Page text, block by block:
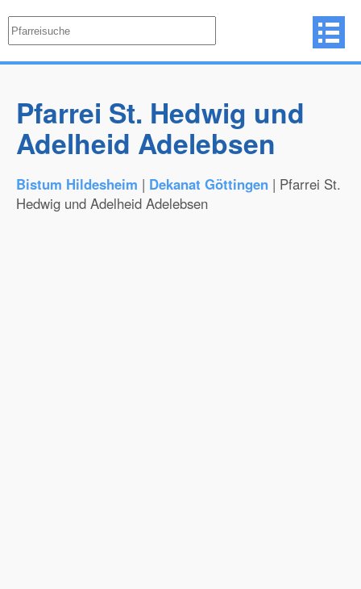
Pfarrei St. Hedwig und
Adelheid Adelebsen
Bistum Hildesheim | Dekanat Göttingen | Pfarrei St.
Hedwig und Adelheid Adelebsen